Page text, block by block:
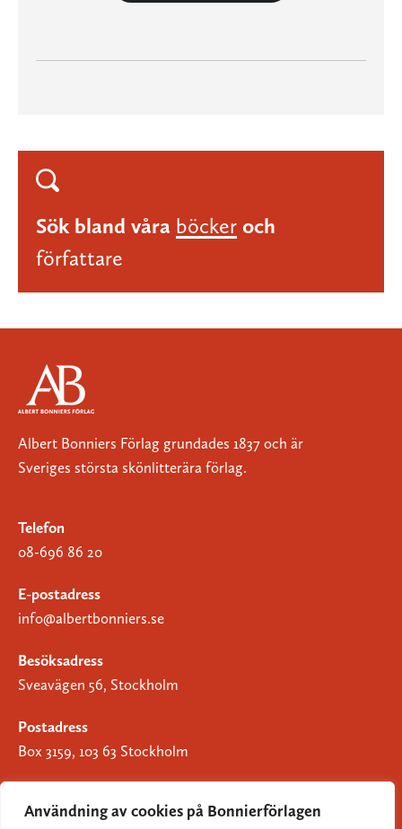
Användning av cookies på Bonnierförlagen
Sök bland våra böcker och
författare
Albert Bonniers Förlag grundades 1837 och är
Sveriges största skönlitterära förlag.
Telefon
08-696 86 20
E-postadress
info@albertbonniers.se
Besöksadress
Sveavägen 56, Stockholm
Postadress
Box 3159, 103 63 Stockholm